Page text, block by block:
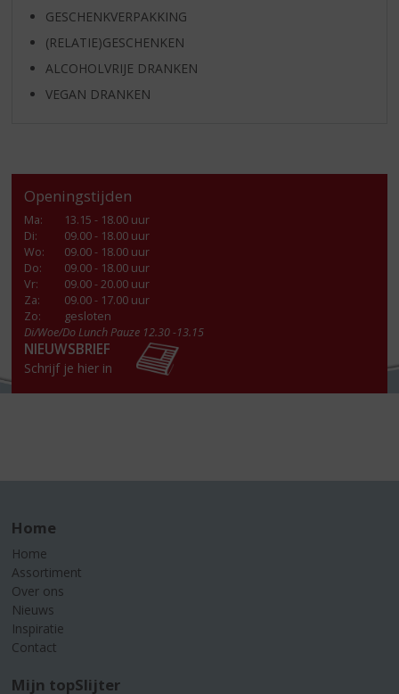
GESCHENKVERPAKKING
(RELATIE)GESCHENKEN
ALCOHOLVRIJE DRANKEN
VEGAN DRANKEN
Openingstijden
Ma:
13.15 - 18.00 uur
Di:
09.00 - 18.00 uur
Wo:
09.00 - 18.00 uur
Do:
09.00 - 18.00 uur
Vr:
09.00 - 20.00 uur
Za:
09.00 - 17.00 uur
Zo:
gesloten
Di/Woe/Do Lunch Pauze 12.30 -13.15
NIEUWSBRIEF
Schrijf je hier in
Home
Home
Assortiment
Over ons
Nieuws
Inspiratie
Contact
Mijn topSlijter